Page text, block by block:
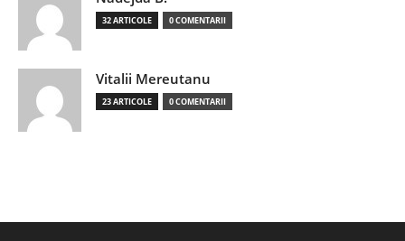
32 ARTICOLE 0 COMENTARII
Vitalii Mereutanu
23 ARTICOLE 0 COMENTARII